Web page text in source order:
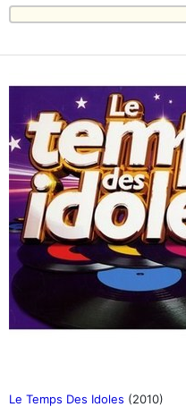
Le Temps Des Idoles (2010)